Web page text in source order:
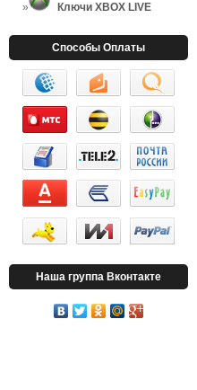
Ключи XBOX LIVE
Способы Оплаты
Наша группа Вконтакте